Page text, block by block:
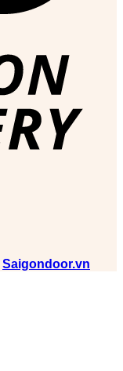
Saigondoor.vn